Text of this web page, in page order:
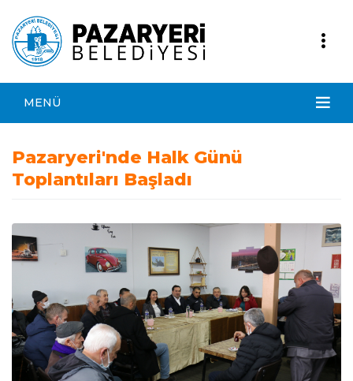
MENÜ
Pazaryeri'nde Halk Günü
Toplantıları Başladı